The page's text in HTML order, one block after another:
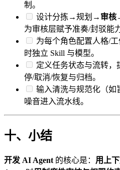
制。
设计分拣→规划→ 审核
为审核层赋予准奏/封驳能
为每个角色配置人格/
时独立 Skill 与模型。
定义任务状态与流转，
停/取消/恢复与归档。
输入清洗与规范化（如
噪音进入流水线。
十、小结
开发 AI Agent 的核心是： 用上